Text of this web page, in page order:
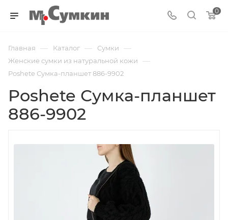
0
Главная — Каталог — Cумки —
Женские сумки из натуральной кожи —
Poshete Сумка-планшет 886-9902
Poshete Сумка-планшет
886-9902